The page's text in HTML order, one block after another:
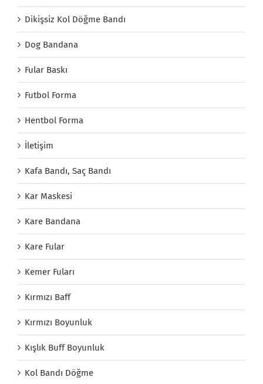
Dikişsiz Kol Döğme Bandı
Dog Bandana
Fular Baskı
Futbol Forma
Hentbol Forma
İletişim
Kafa Bandı, Saç Bandı
Kar Maskesi
Kare Bandana
Kare Fular
Kemer Fuları
Kırmızı Baff
Kırmızı Boyunluk
Kışlık Buff Boyunluk
Kol Bandı Döğme